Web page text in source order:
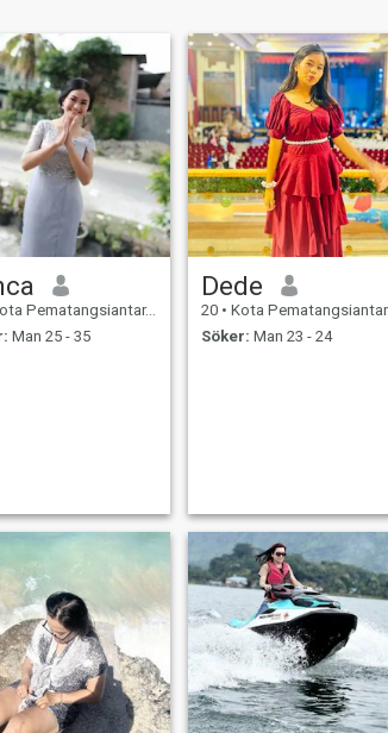
Pematangsiantar, Sumatera Utara, Indonesien
Man 25 - 35
Dede
20 • Kota Pematangsiantar, Sumatera Utara, Indonesien
Söker: Man 23 - 24